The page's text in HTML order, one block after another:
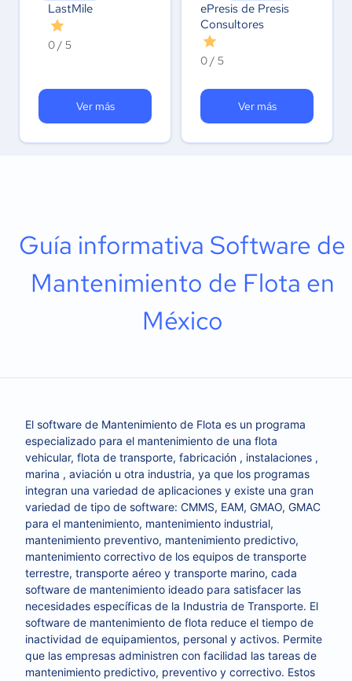
LastMile
0 / 5
Ver más
ePresis de Presis
Consultores
0 / 5
Ver más
Guía informativa Software de
Mantenimiento de Flota en
México
El software de Mantenimiento de Flota es un programa
especializado para el mantenimiento de una flota
vehicular, flota de transporte, fabricación , instalaciones ,
marina , aviación u otra industria, ya que los programas
integran una variedad de aplicaciones y existe una gran
variedad de tipo de software: CMMS, EAM, GMAO, GMAC
para el mantenimiento, mantenimiento industrial,
mantenimiento preventivo, mantenimiento predictivo,
mantenimiento correctivo de los equipos de transporte
terrestre, transporte aéreo y transporte marino, cada
software de mantenimiento ideado para satisfacer las
necesidades específicas de la Industria de Transporte. El
software de mantenimiento de flota reduce el tiempo de
inactividad de equipamientos, personal y activos. Permite
que las empresas administren con facilidad las tareas de
mantenimiento predictivo, preventivo y correctivo. Estos